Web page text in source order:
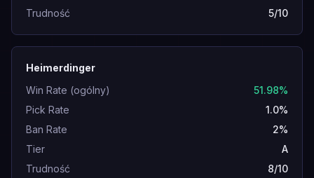
Trudność
5/10
Heimerdinger
Win Rate (ogólny)
51.98%
Pick Rate
1.0%
Ban Rate
2%
Tier
A
Trudność
8/10